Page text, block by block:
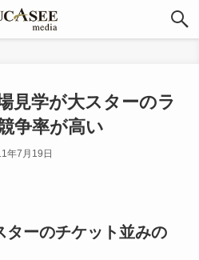
見学が大スターのラ
争率が高い
年7月19日
ターのチケット並みの